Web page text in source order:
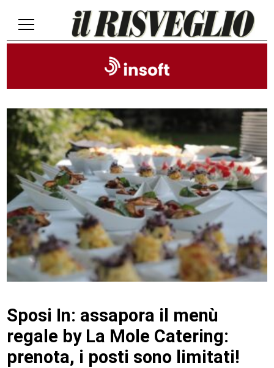
Sposi In: assapora il menù
regale by La Mole Catering:
prenota, i posti sono limitati!